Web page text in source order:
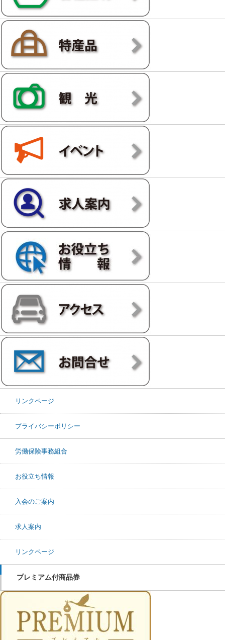
リンクページ
プライバシーポリシー
労働保険事務組合
お役立ち情報
入会のご案内
求人案内
リンクページ
プレミアム付商品券